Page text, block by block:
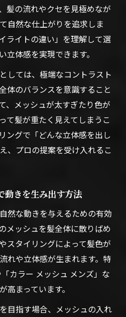
髪の流れやクセを見極めなが
自然な仕上がりを追求しま
ライトの違い」を理解して選
立体感を実現できます。
しては、極端なコントラスト
体のバランスを意識すること
、メッシュが太すぎたり色が
て髪が重たく見えてしまうこ
ングで「どんな立体感を出し
、プロの提案を受け入れるこ
動きを生み出す方法
然な動きを与えるための有効
メッシュを髪全体に散りばめ
スタイリングによって髪色が
れや立体感が生まれます。特
カラー メッシュ メンズ」な
高まっています。
目指す場合、メッシュの入れ